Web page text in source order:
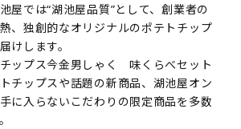
屋では“湖池屋品質”として、創業者の
、独創的なオリジナルのポテトチップ
けします。
ップス今金男しゃく 味くらべセット
チップスや話題の新商品、湖池屋オン
に入らないこだわりの限定商品を多数